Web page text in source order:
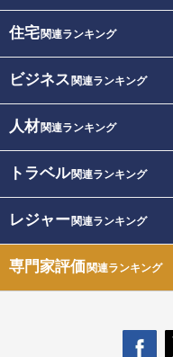
住宅関連ランキング
ビジネス 関連ランキング
人材関連ランキング
トラベル関連ランキング
レジャー関連ランキング
専門家評価関連ランキング